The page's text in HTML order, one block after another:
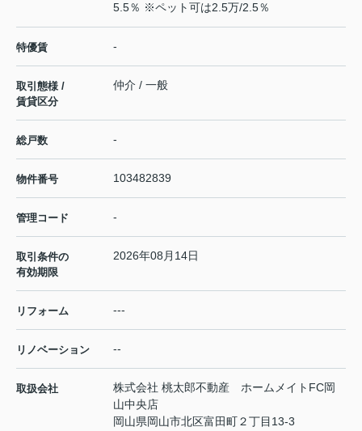
5.5％ ※ペット可は2.5万/2.5％
特優賃 -
取引態様 /
賃貸区分
仲介 / 一般
総戸数 -
物件番号 103482839
管理コード -
取引条件の
有効期限
2026年08月14日
リフォーム ---
リノベーション --
取扱会社
株式会社 桃太郎不動産 ホームメイトFC岡
山中央店
岡山県岡山市北区富田町２丁目13-3